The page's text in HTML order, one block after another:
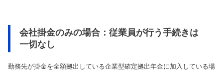
会社掛金のみの場合：従業員が行う手続きは
一切なし
勤務先が掛金を全額拠出している企業型確定拠出年金に加入している場